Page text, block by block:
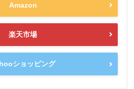
Amazon
楽天市場
ショッピング